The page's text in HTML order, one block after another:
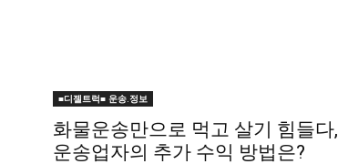
■디젤트럭■ 운송.정보
화물운송만으로 먹고 살기 힘들다,
운송업자의 추가 수익 방법은?